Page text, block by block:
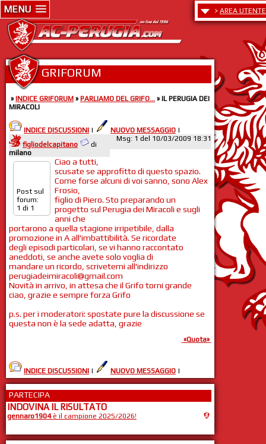
MENU > AREA UTENTE
GRIFORUM
» INDICE GRIFORUM » PARLIAMO DEL GRIFO... » IL PERUGIA DEI
MIRACOLI
INDICE DISCUSSIONI | NUOVO MESSAGGIO |
figliodelcapitano
di
milano
Msg: 1 del 10/03/2009 18:31
Post sul
forum:
1 di 1
Ciao a tutti,
scusate se approfitto di questo spazio.
Come forse alcuni di voi sanno, sono Alex
Frosio,
figlio di Piero. Sto preparando un
progetto sul Perugia dei Miracoli e sugli
anni che
portarono a quella stagione irripetibile, dalla
promozione in A all'imbattibilità. Se ricordate
degli episodi particolari, se vi hanno raccontato
aneddoti, se anche avete solo voglia di
mandare un ricordo, scrivetemi all'indirizzo
perugiadeimiracoli@gmail.com
Novità in arrivo, in attesa che il Grifo torni grande
ciao, grazie e sempre forza Grifo
p.s. per i moderatori: spostate pure la discussione se
questa non è la sede adatta, grazie
«Quota»
INDICE DISCUSSIONI | NUOVO MESSAGGIO |
PARTECIPA
INDOVINA IL RISULTATO
gennaro1904è il campione 2025/2026!